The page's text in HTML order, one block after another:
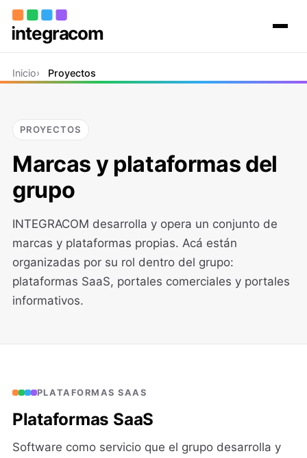
Inicio
El grupo
Contacto
Inicio Proyectos
PROYECTOS
Marcas y plataformas del
grupo
INTEGRACOM desarrolla y opera un conjunto de
marcas y plataformas propias. Acá están
organizadas por su rol dentro del grupo:
plataformas SaaS, portales comerciales y portales
informativos.
PLATAFORMAS SAAS
Plataformas SaaS
Software como servicio que el grupo desarrolla y